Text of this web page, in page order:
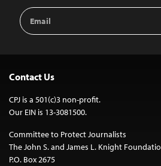
Email
Address
Contact Us
CPJ is a 501(c)3 non-profit.
Our EIN is 13-3081500.
Committee to Protect Journalists
The John S. and James L. Knight
P.O. Box 2675